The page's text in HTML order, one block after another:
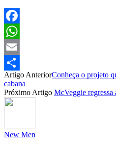
Facebook
WhatsApp
Email
Partilhar
Artigo AnteriorConheça o projeto
cabana
Próximo Artigo McVeggie regressa
New Men